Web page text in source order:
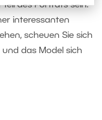
des Porträts sein.
interessanten
scheuen Sie sich
das Model sich